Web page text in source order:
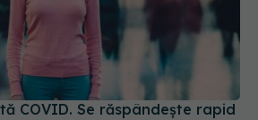
COVID. Se răspândește rapid